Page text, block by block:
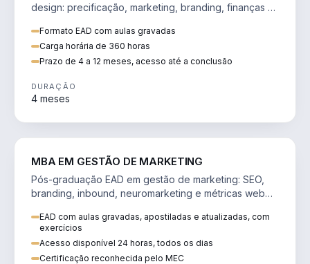
design: precificação, marketing, branding, finanças e
Formato EAD com aulas gravadas
Carga horária de 360 horas
Prazo de 4 a 12 meses, acesso até a conclusão
DURAÇÃO
4 meses
MBA EM GESTÃO DE MARKETING
Pós-graduação EAD em gestão de marketing: SEO,
branding, inbound, neuromarketing e métricas web
EAD com aulas gravadas, apostiladas e atualizadas, com
exercícios
Acesso disponível 24 horas, todos os dias
Certificação reconhecida pelo MEC